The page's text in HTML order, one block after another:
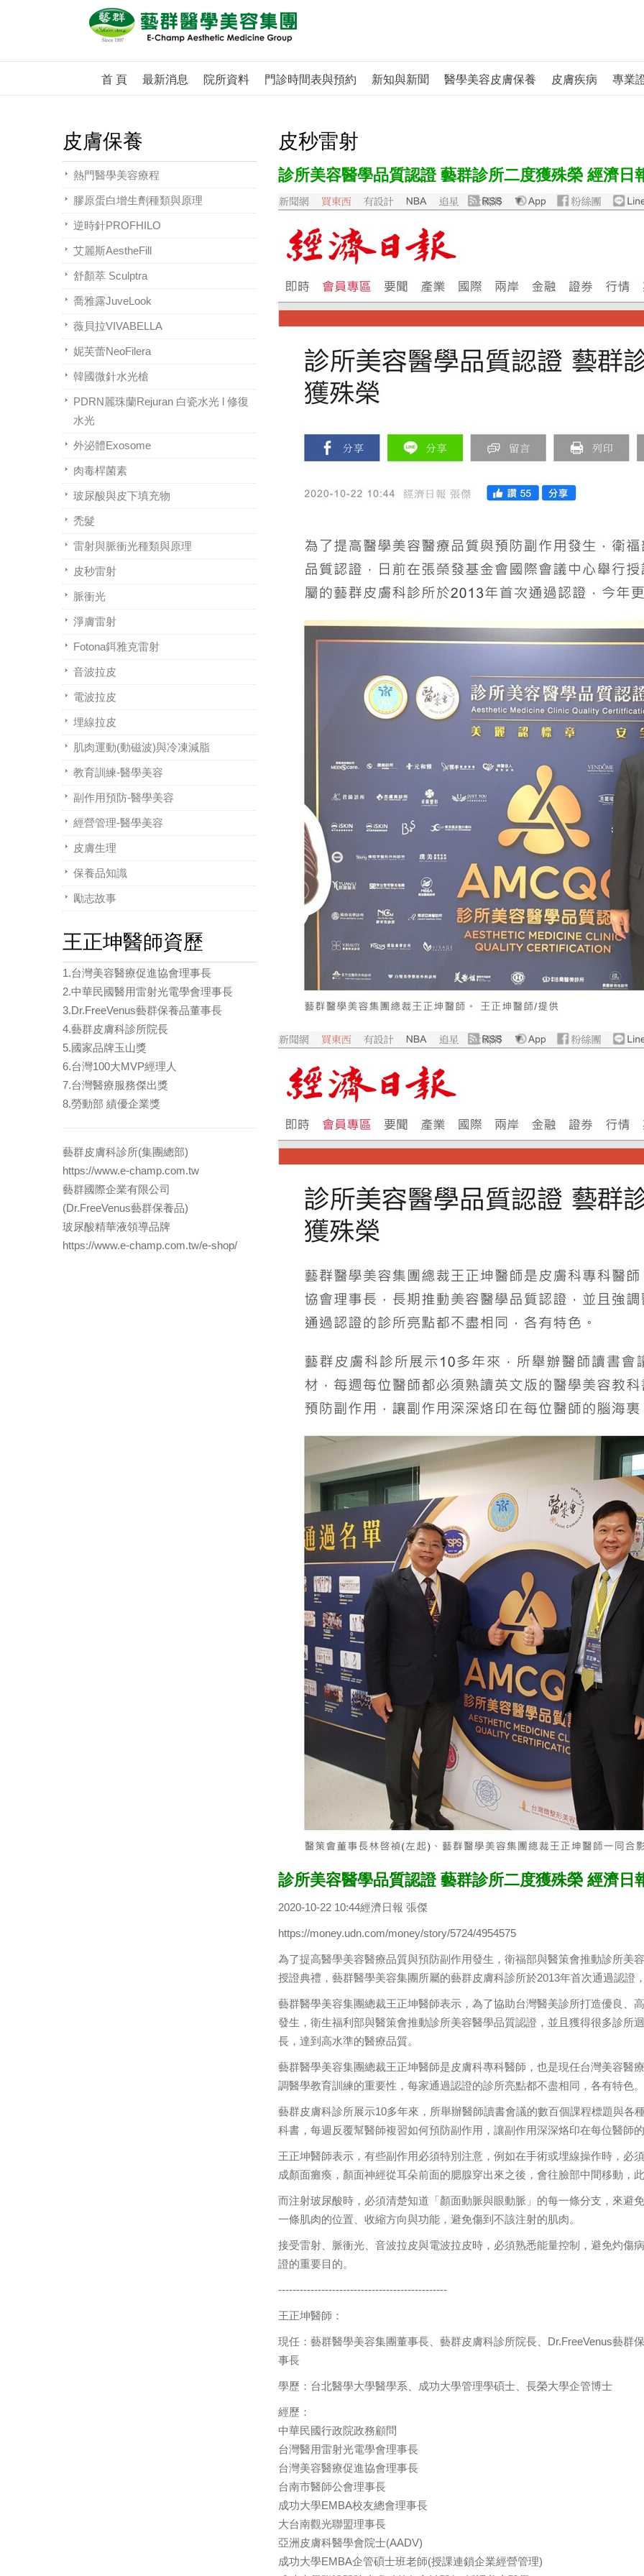
首 頁 最新消息 院所資料 門診時間表與預約 新知與新聞 醫學美容皮膚保養 皮膚疾病 專業
皮秒雷射
診所美容醫學品質認證 藝群診所二度獲殊榮 經濟日
診所美容醫學品質認證 藝群診所二度獲殊榮 經濟日
2020-10-22 10:44經濟日報 張傑
https://money.udn.com/money/story/5724/4954575
為了提高醫學美容醫療品質與預防副作用發生，衛福部與醫策會推動診所美
授證典禮，藝群醫學美容集團所屬的藝群皮膚科診所於2013年首次通過認證
藝群醫學美容集團總裁王正坤醫師表示，為了協助台灣醫美診所打造優良、
發生，衛生福利部與醫策會推動診所美容醫學品質認證，並且獲得很多診所
長，達到高水準的醫療品質。
藝群醫學美容集團總裁王正坤醫師是皮膚科專科醫師，也是現任台灣美容醫
調醫學教育訓練的重要性，每家通過認證的診所亮點都不盡相同，各有特色。
藝群皮膚科診所展示10多年來，所舉辦醫師讀書會議的數百個課程標題與各
科書，每週反覆幫醫師複習如何預防副作用，讓副作用深深烙印在每位醫師
王正坤醫師表示，有些副作用必須特別注意，例如在手術或埋線操作時，必
成顏面癱瘓，顏面神經從耳朵前面的腮腺穿出來之後，會往臉部中間移動，
而注射玻尿酸時，必須清楚知道「顏面動脈與眼動脈」的每一條分支，來避
一條肌肉的位置、收縮方向與功能，避免傷到不該注射的肌肉。
接受雷射、脈衝光、音波拉皮與電波拉皮時，必須熟悉能量控制，避免灼傷
證的重要目的。
-----------------------------------------------
王正坤醫師：
現任：藝群醫學美容集團董事長、藝群皮膚科診所院長、Dr.FreeVenus藝群
事長
學歷：台北醫學大學醫學系、成功大學管理學碩士、長榮大學企管博士
經歷：
中華民國行政院政務顧問
台灣醫用雷射光電學會理事長
台灣美容醫療促進協會理事長
台南市醫師公會理事長
成功大學EMBA校友總會理事長
大台南觀光聯盟理事長
亞洲皮膚科醫學會院士(AADV)
成功大學EMBA企管碩士班老師(授課連鎖企業經營管理)
皮膚保養
熱門醫學美容療程
膠原蛋白增生劑種類與原理
逆時針PROFHILO
艾麗斯AestheFill
舒顏萃 Sculptra
喬雅露JuveLook
薇貝拉VIVABELLA
妮芙蕾NeoFilera
韓國微針水光槍
PDRN麗珠蘭Rejuran 白瓷水光 l 修復
水光
外泌體Exosome
肉毒桿菌素
玻尿酸與皮下填充物
禿髮
雷射與脈衝光種類與原理
皮秒雷射
脈衝光
淨膚雷射
Fotona鉺雅克雷射
音波拉皮
電波拉皮
埋線拉皮
肌肉運動(動磁波)與冷凍減脂
教育訓練-醫學美容
副作用預防-醫學美容
經營管理-醫學美容
皮膚生理
保養品知識
勵志故事
王正坤醫師資歷
1.台灣美容醫療促進協會理事長
2.中華民國醫用雷射光電學會理事長
3.Dr.FreeVenus藝群保養品董事長
4.藝群皮膚科診所院長
5.國家品牌玉山獎
6.台灣100大MVP經理人
7.台灣醫療服務傑出獎
8.勞動部 績優企業獎
藝群皮膚科診所(集團總部)
https://www.e-champ.com.tw
藝群國際企業有限公司
(Dr.FreeVenus藝群保養品)
玻尿酸精華液領導品牌
https://www.e-champ.com.tw/e-shop/